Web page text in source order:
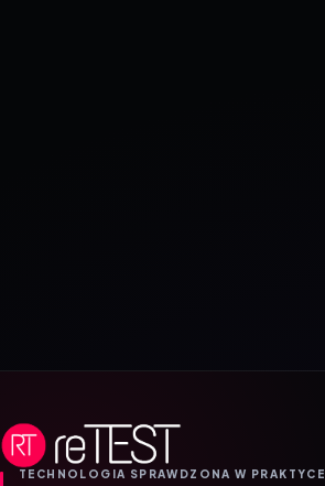
TECHNOLOGIA SPRAWDZONA W PRAKTYCE